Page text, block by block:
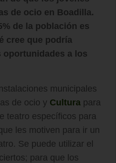
de ocio en Boadilla.
de la población es
cree que podría
oportunidades a los
municipales
de ocio y Cultura para
teatro específicos para
les motiven para ir un
Se puede utilizar el
para que los